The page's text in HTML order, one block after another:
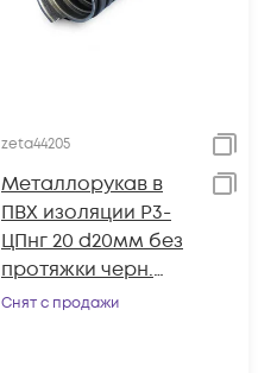
zeta44205
Металлорукав в
ПВХ изоляции Р3-
ЦПнг 20 d20мм без
протяжки черн.
(уп.50м)
Снят с продажи